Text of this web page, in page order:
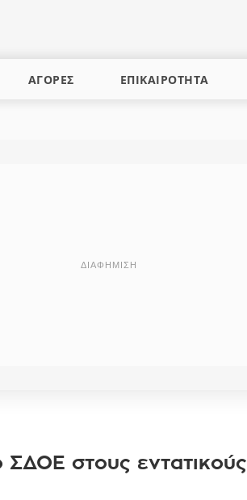
ΑΓΟΡΕΣ ΕΠΙΚΑΙΡΟΤΗΤΑ
στους εντατικούς